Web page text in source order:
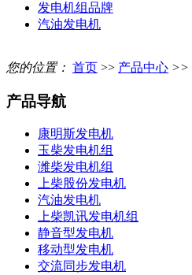
发电机组品牌
汽油发电机
您的位置： 首页 >> 产品中心 >>
产品导航
康明斯发电机
玉柴发电机组
潍柴发电机组
上柴股份发电机
汽油发电机
上柴凯讯发电机组
静音型发电机
移动型发电机
交流同步发电机